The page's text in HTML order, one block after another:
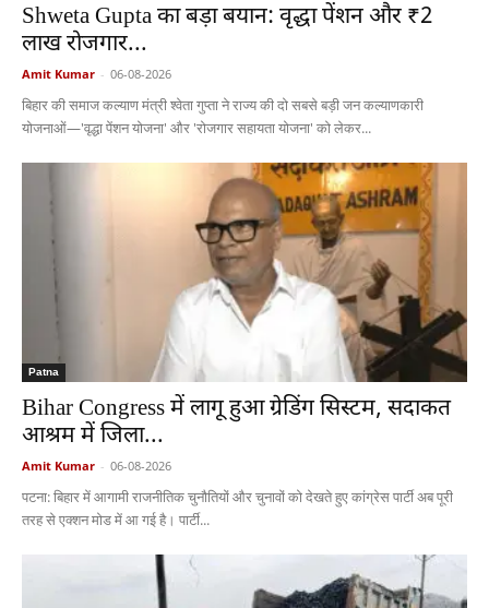
Shweta Gupta का बड़ा बयान: वृद्धा पेंशन और ₹2
लाख रोजगार...
Amit Kumar - 06-08-2026
बिहार की समाज कल्याण मंत्री श्वेता गुप्ता ने राज्य की दो सबसे बड़ी जन कल्याणकारी
योजनाओं—'वृद्धा पेंशन योजना' और 'रोजगार सहायता योजना' को लेकर...
Patna
Bihar Congress में लागू हुआ ग्रेडिंग सिस्टम, सदाकत
आश्रम में जिला...
Amit Kumar - 06-08-2026
पटना: बिहार में आगामी राजनीतिक चुनौतियों और चुनावों को देखते हुए कांग्रेस पार्टी अब पूरी
तरह से एक्शन मोड में आ गई है। पार्टी...